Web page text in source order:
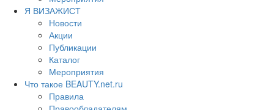
Я ВИЗАЖИСТ
Новости
Акции
Публикации
Каталог
Мероприятия
Что такое BEAUTY.net.ru
Правила